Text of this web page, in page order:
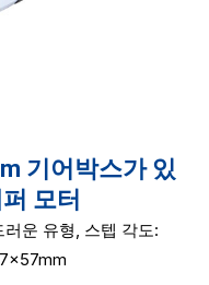
기어박스가 있
모터
운 유형, 스텝 각도: